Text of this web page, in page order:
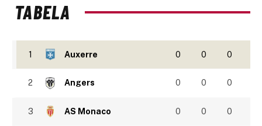
TABELA
1 Auxerre 0 0 0
2 Angers 0 0 0
3 AS Monaco 0 0 0